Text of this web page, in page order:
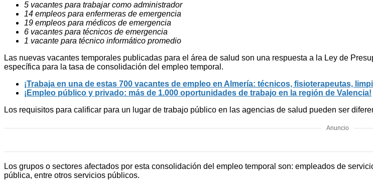
5 vacantes para trabajar como administrador
14 empleos para enfermeras de emergencia
19 empleos para médicos de emergencia
6 vacantes para técnicos de emergencia
1 vacante para técnico informático promedio
Las nuevas vacantes temporales publicadas para el área de salud son una respuesta a la Ley de
específica para la tasa de consolidación del empleo temporal.
¡Trabaja en una de estas 700 vacantes de empleo en Almería: técnicos, fisioterapeutas,
¡Empleo público y privado: más de 1.000 oportunidades de trabajo en la región de Valencia!
Los requisitos para calificar para un lugar de trabajo público en las agencias de salud pueden ser
Anuncio
Los grupos o sectores afectados por esta consolidación del empleo temporal son: empleados de
pública, entre otros servicios públicos.